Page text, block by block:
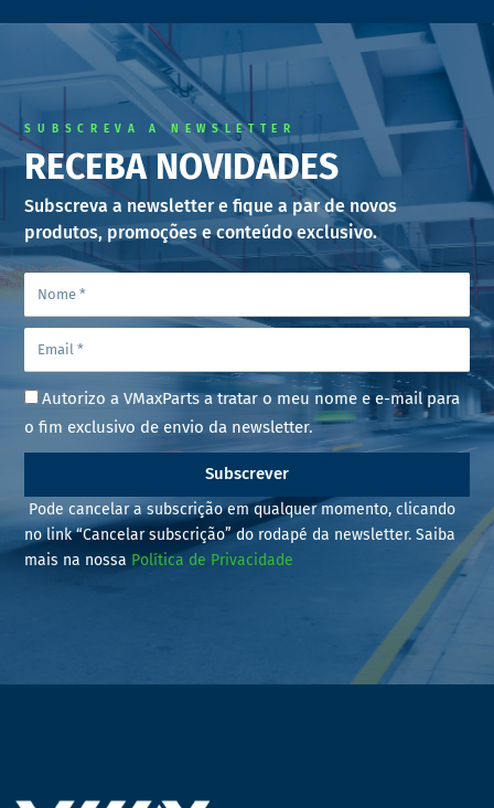
SUBSCREVA A NEWSLETTER
RECEBA NOVIDADES
Subscreva a newsletter e fique a par de novos
produtos, promoções e conteúdo exclusivo.
Autorizo a VMaxParts a tratar o meu nome e e-mail para
o fim exclusivo de envio da newsletter.
Subscrever
Pode cancelar a subscrição em qualquer momento, clicando
no link “Cancelar subscrição” do rodapé da newsletter. Saiba
mais na nossa Política de Privacidade